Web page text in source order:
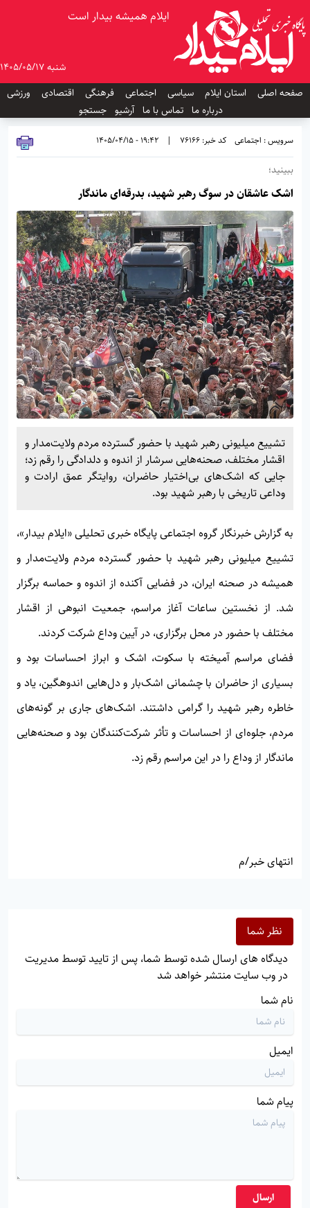
ایلام همیشه بیدار است
شنبه 1405/05/17
صفحه اصلی
استان ایلام سیاسی اجتماعی فرهنگی اقتصادی
ورزشی
درباره ما تماس با ما آرشیو جستجو
سرویس : اجتماعی کد خبر: 76166 |
19:42 - 1405/04/15
ببینید؛
اشک عاشقان در سوگ رهبر شهید، بدرقه‌ای ماندگار
تشییع میلیونی رهبر شهید با حضور گسترده مردم ولایت‌مدار و
اقشار مختلف، صحنه‌هایی سرشار از اندوه و دلدادگی را رقم زد؛
جایی که اشک‌های بی‌اختیار حاضران، روایتگر عمق ارادت و
وداعی تاریخی با رهبر شهید بود.
به گزارش خبرنگار گروه اجتماعی پایگاه خبری تحلیلی«ایلام بیدار»،
تشییع میلیونی رهبر شهید با حضور گسترده مردم ولایت‌مدار و
همیشه در صحنه ایران، در فضایی آکنده از اندوه و حماسه برگزار
شد. از نخستین ساعات آغاز مراسم، جمعیت انبوهی از اقشار
مختلف با حضور در محل برگزاری، در آیین وداع شرکت کردند.
فضای مراسم آمیخته با سکوت، اشک و ابراز احساسات بود و
بسیاری از حاضران با چشمانی اشک‌بار و دل‌هایی اندوهگین، یاد و
خاطره رهبر شهید را گرامی داشتند. اشک‌های جاری بر گونه‌های
مردم، جلوه‌ای از احساسات و تأثر شرکت‌کنندگان بود و صحنه‌هایی
ماندگار از وداع را در این مراسم رقم زد.
انتهای خبر/م
نظر شما
دیدگاه های ارسال شده توسط شما، پس از تایید توسط مدیریت
در وب سایت منتشر خواهد شد
نام شما
ایمیل
پیام شما
ارسال